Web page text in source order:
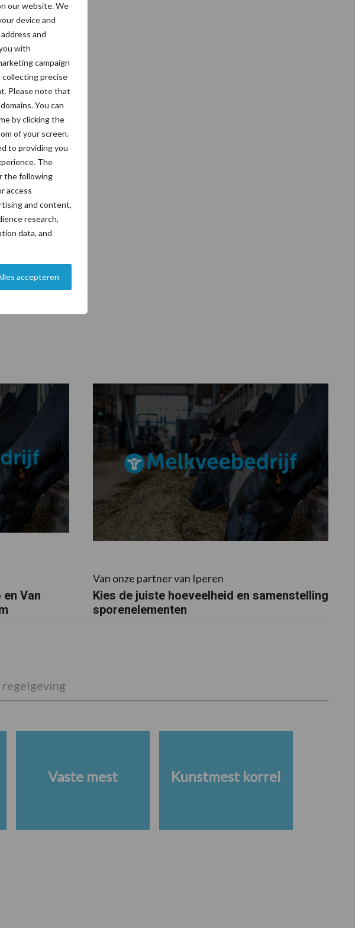
our website. We
device and
and
with
campaign
collecting precise
Please note that
You can
by clicking the
of your screen.
to providing you
The
the following
access
and content,
research,
data, and
accepteren
gaan
veroorzaken,
kunnen
de
we mee de
bacteriën te
zijn
zijn niet
op de
uit ruwvoer
Van
Van onze partner van Iperen
Kies de juiste hoeveelheid en samenstelling
sporenelementen
Vaste mest Kunstmest korrel